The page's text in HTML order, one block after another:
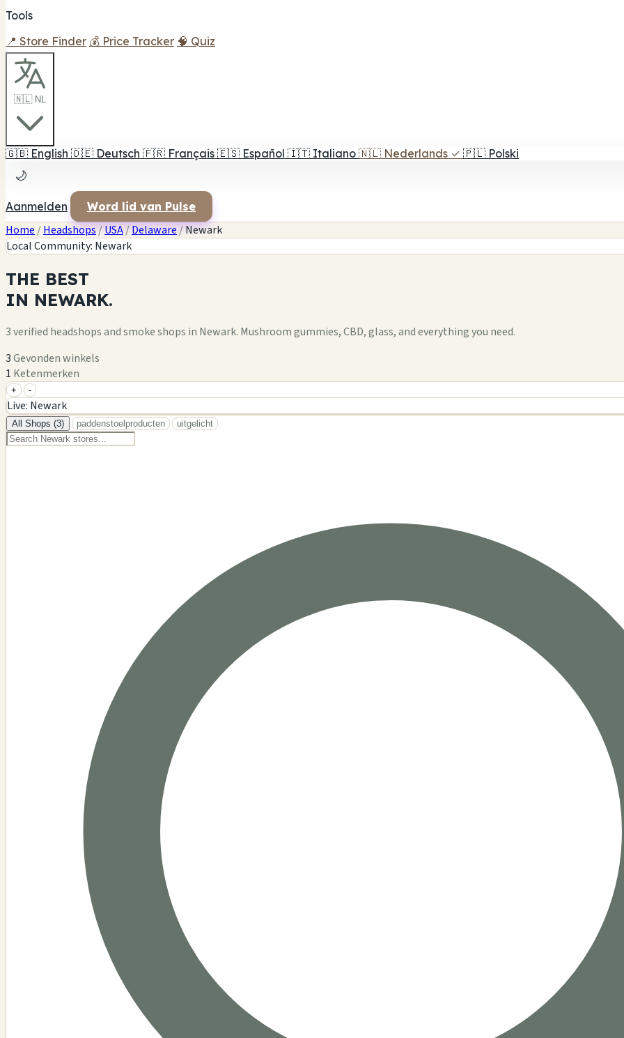
Tools
📍 Store Finder 💰 Price Tracker 🧠 Quiz
🇳🇱 NL
🇬🇧 English 🇩🇪 Deutsch 🇫🇷 Français 🇪🇸 Español 🇮🇹 Italiano 🇳🇱 Nederlands ✓ 🇵🇱 Polski
🌙
Aanmelden Word lid van Pulse
Home /Headshops/USA/Delaware/Newark
Local Community: Newark
THE BEST
IN NEWARK.
3 verified headshops and smoke shops in Newark. Mushroom gummies, CBD, glass, and everything you need.
3Gevonden winkels
1 Ketenmerken
+
−
+ -
Live: Newark
All Shops (3) paddenstoelproducten uitgelicht